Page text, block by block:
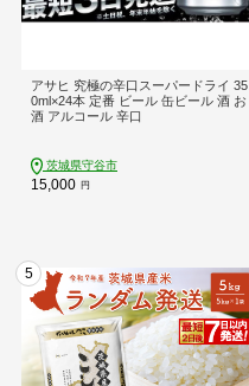
アサヒ 究極の辛口スーパードライ 35
0ml×24本 定番 ビール 缶ビール 酒 お
酒 アルコール 辛口
茨城県守谷市
15,000 円
5